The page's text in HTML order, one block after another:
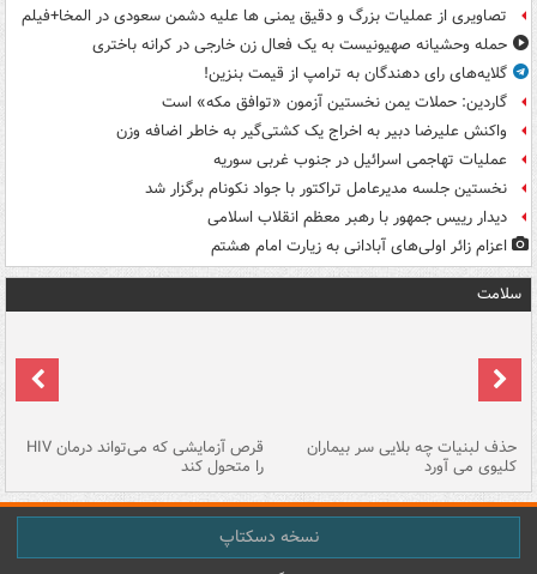
تصاویری از عملیات بزرگ و دقیق یمنی ها علیه دشمن سعودی در المخا+فیلم
حمله وحشیانه صهیونیست به یک فعال زن خارجی در کرانه باختری
گلایه‌های رای دهندگان به ترامپ از قیمت بنزین!
گاردین: حملات یمن نخستین آزمون «توافق مکه» است
واکنش علیرضا دبیر به اخراج یک کشتی‌گیر به خاطر اضافه وزن
عملیات تهاجمی اسرائیل در جنوب غربی سوریه
نخستین جلسه مدیرعامل تراکتور با جواد نکونام برگزار شد
دیدار رییس جمهور با رهبر معظم انقلاب اسلامی
اعزام زائر اولی‌های آبادانی به زیارت امام هشتم
سلامت
حذف لبنیات چه بلایی سر بیماران
کلیوی می آورد
قرص آزمایشی که می‌تواند درمان HIV
را متحول کند
نسخه دسکتاپ